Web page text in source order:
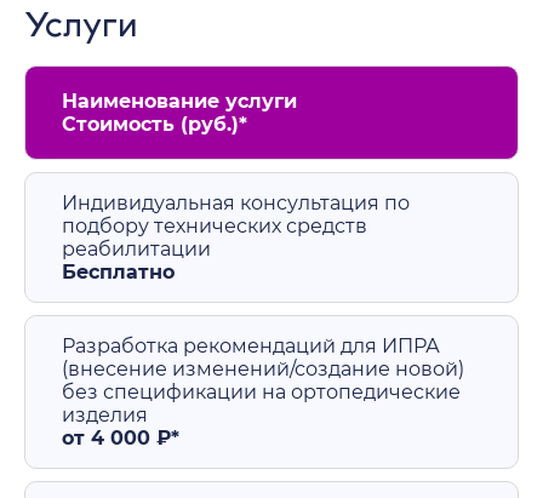
Услуги
Наименование услуги
Стоимость (руб.)*
Индивидуальная консультация по
подбору технических средств
реабилитации
Бесплатно
Разработка рекомендаций для ИПРА
(внесение изменений/создание новой)
без спецификации на ортопедические
изделия
от 4 000 ₽*